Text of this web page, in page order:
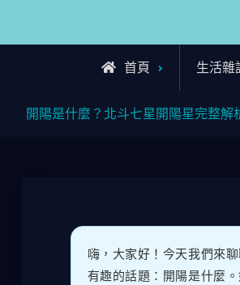
首頁 生活雜
開陽是什麼？北斗七星開陽星完整解
嗨，大家好！今天我們來
有趣的話題：開陽是什麼